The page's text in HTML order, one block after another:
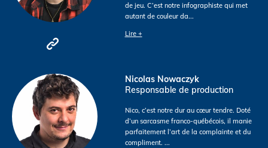
de jeu. C’est notre infographiste qui met
autant de couleur da...
Lire +
Nicolas Nowaczyk
Responsable de production
Nico, c’est notre dur au cœur tendre. Doté
d’un sarcasme franco-québécois, il manie
parfaitement l’art de la complainte et du
compliment. ...